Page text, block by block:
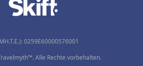
0259Ε60000576001
Alle Rechte vorbehalten.